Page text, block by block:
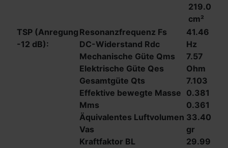
219.0
cm²
TSP (Anregung
-12 dB):
Resonanzfrequenz Fs
DC-Widerstand Rdc
Mechanische Güte Qms
Elektrische Güte Qes
Gesamtgüte Qts
Effektive bewegte Masse
Mms
Äquivalentes Luftvolumen
Vas
Kraftfaktor BL
41.46
Hz
7.57
Ohm
7.103
0.381
0.361
33.40
gr
29.99